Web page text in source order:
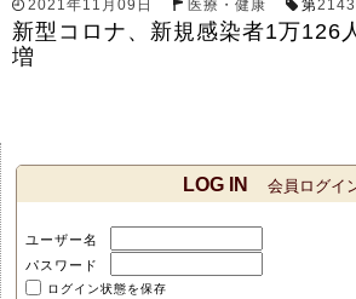
2021年11月09日 医療・健康 第2143
新型コロナ、新規感染者1万126
増
LOG IN 会員ログイ
ユーザー名
パスワード
ログイン状態を保存